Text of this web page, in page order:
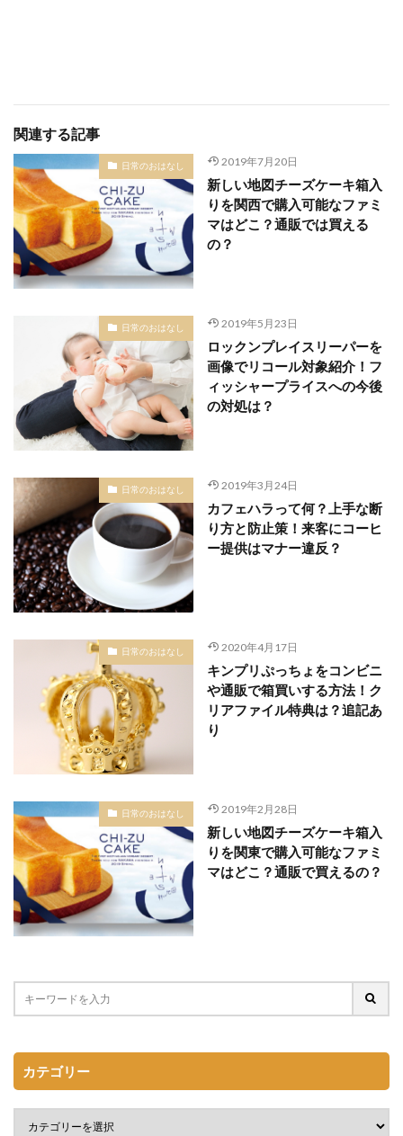
関連する記事
日常のおはなし 2019年7月20日
新しい地図チーズケーキ箱入
りを関西で購入可能なファミ
マはどこ？通販では買える
の？
日常のおはなし 2019年5月23日
ロックンプレイスリーパーを
画像でリコール対象紹介！フ
ィッシャープライスへの今後
の対処は？
日常のおはなし 2019年3月24日
カフェハラって何？上手な断
り方と防止策！来客にコーヒ
ー提供はマナー違反？
日常のおはなし 2020年4月17日
キンプリぷっちょをコンビニ
や通販で箱買いする方法！ク
リアファイル特典は？追記あ
り
日常のおはなし 2019年2月28日
新しい地図チーズケーキ箱入
りを関東で購入可能なファミ
マはどこ？通販で買えるの？
カテゴリー